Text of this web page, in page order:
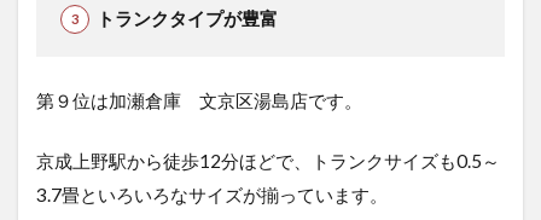
トランクタイプが豊富
第９位は加瀬倉庫 文京区湯島店です。
京成上野駅から徒歩12分ほどで、トランクサイズも0.5～
3.7畳といろいろなサイズが揃っています。